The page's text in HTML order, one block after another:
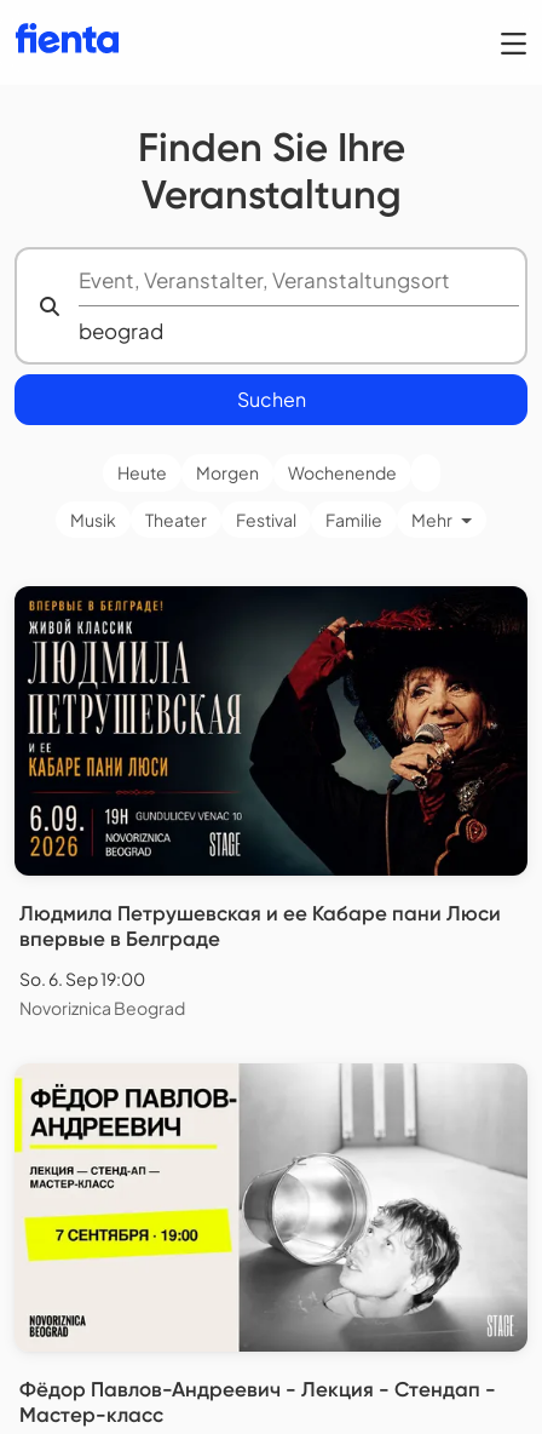
Finden Sie Ihre
Veranstaltung
Suchen
Heute Morgen Wochenende
Musik Theater Festival Familie Mehr
Людмила Петрушевская и ее Кабаре пани Люси
впервые в Белграде
So. 6. Sep 19:00
Novoriznica Beograd
Фёдор Павлов-Андреевич - Лекция - Стендап -
Мастер-класс